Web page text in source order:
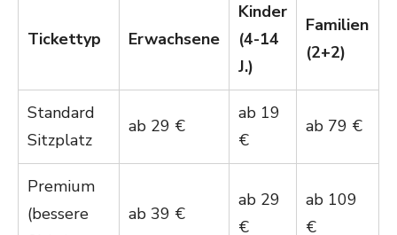
Tickettyp Erwachsene
Kinder
(4-14
J.)
Familien
(2+2)
Standard
Sitzplatz
ab 29 €
ab 19
€
ab 79 €
Premium
(bessere
ab 39 €
ab 29
€
ab 109
€